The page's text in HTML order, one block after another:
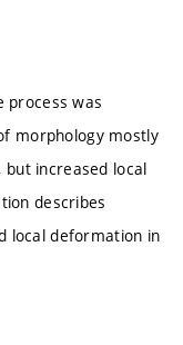
process was
morphology mostly
increased local
describes
local deformation in